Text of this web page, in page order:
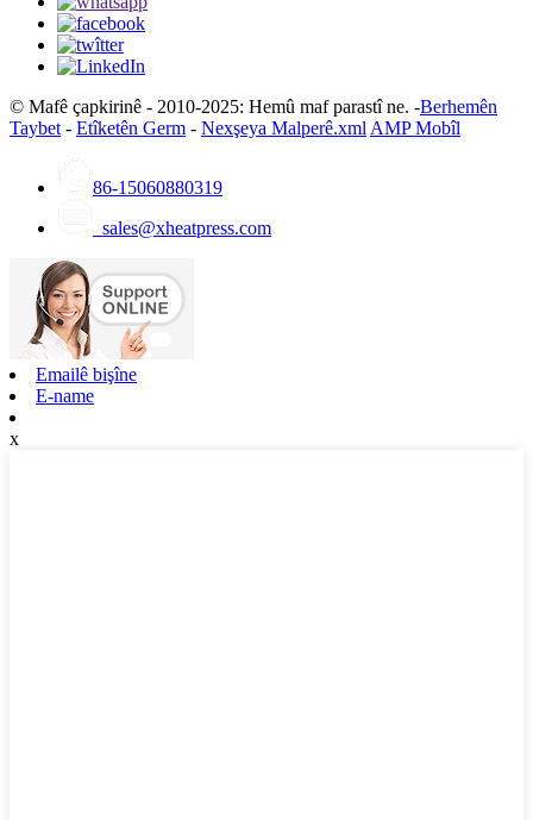
© Mafê çapkirinê - 2010-2025: Hemû maf parastî ne. -Berhemên
Taybet - Etîketên Germ - Nexşeya Malperê.xml AMP Mobîl
86-15060880319
sales@xheatpress.com
Emailê bişîne
E-name
x